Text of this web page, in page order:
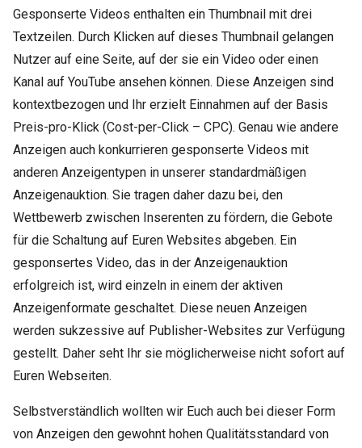
Gesponserte Videos enthalten ein Thumbnail mit drei
Textzeilen. Durch Klicken auf dieses Thumbnail gelangen
Nutzer auf eine Seite, auf der sie ein Video oder einen
Kanal auf YouTube ansehen können. Diese Anzeigen sind
kontextbezogen und Ihr erzielt Einnahmen auf der Basis
Preis-pro-Klick (Cost-per-Click – CPC). Genau wie andere
Anzeigen auch konkurrieren gesponserte Videos mit
anderen Anzeigentypen in unserer standardmäßigen
Anzeigenauktion. Sie tragen daher dazu bei, den
Wettbewerb zwischen Inserenten zu fördern, die Gebote
für die Schaltung auf Euren Websites abgeben. Ein
gesponsertes Video, das in der Anzeigenauktion
erfolgreich ist, wird einzeln in einem der aktiven
Anzeigenformate geschaltet. Diese neuen Anzeigen
werden sukzessive auf Publisher-Websites zur Verfügung
gestellt. Daher seht Ihr sie möglicherweise nicht sofort auf
Euren Webseiten.
Selbstverständlich wollten wir Euch auch bei dieser Form
von Anzeigen den gewohnt hohen Qualitätsstandard von